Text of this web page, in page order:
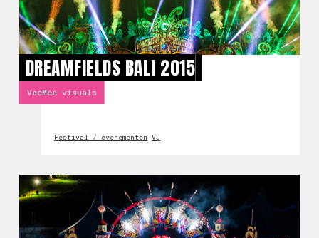
DREAMFIELDS BALI 2015
VeeMee visuals
Festival / evenementen VJ